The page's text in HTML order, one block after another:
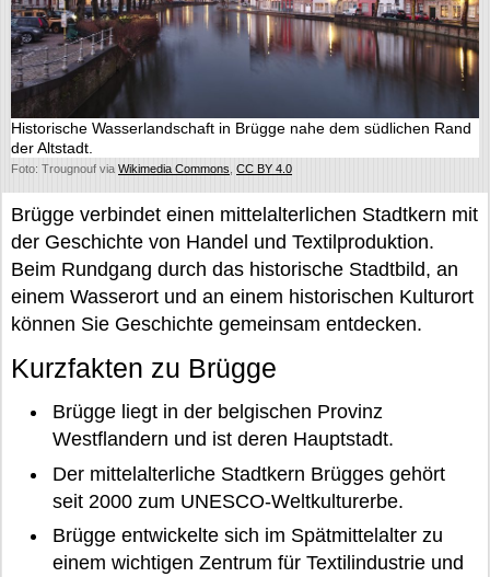
Historische Wasserlandschaft in Brügge nahe dem südlichen Rand
der Altstadt.
Foto: Trougnouf via Wikimedia Commons, CC BY 4.0
Brügge verbindet einen mittelalterlichen Stadtkern mit
der Geschichte von Handel und Textilproduktion.
Beim Rundgang durch das historische Stadtbild, an
einem Wasserort und an einem historischen Kulturort
können Sie Geschichte gemeinsam entdecken.
Kurzfakten zu Brügge
Brügge liegt in der belgischen Provinz
Westflandern und ist deren Hauptstadt.
Der mittelalterliche Stadtkern Brügges gehört
seit 2000 zum UNESCO-Weltkulturerbe.
Brügge entwickelte sich im Spätmittelalter zu
einem wichtigen Zentrum für Textilindustrie und